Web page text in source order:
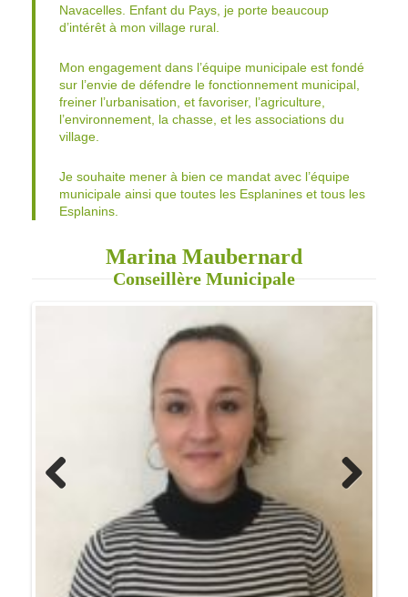
Mon engagement dans l’équipe municipale est fondé
sur l’envie de défendre le fonctionnement municipal,
l’environnement, la chasse, et les associations du
village.
Je souhaite mener à bien ce mandat avec l’équipe
municipale ainsi que toutes les Esplanines et tous les
Marina Maubernard
Conseillère Municipale
us